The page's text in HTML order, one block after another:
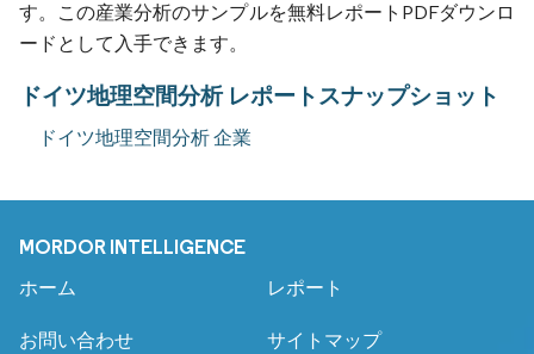
す。この産業分析のサンプルを無料レポートPDFダウンロ
ードとして入手できます。
ドイツ地理空間分析 レポートスナップショット
ドイツ地理空間分析 企業
MORDOR INTELLIGENCE
ホーム レポート
お問い合わせ サイトマップ